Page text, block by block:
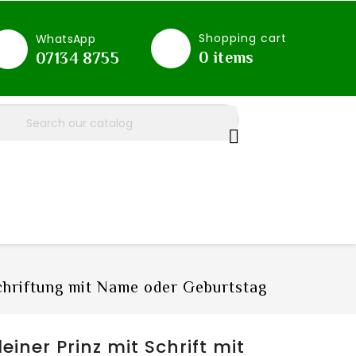
Shopping cart
0 items
WhatsApp
07134 8755

mit Name oder Geburtstag
Prinz mit Schrift mit